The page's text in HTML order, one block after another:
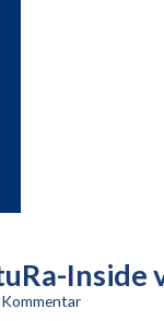
Inside
zu